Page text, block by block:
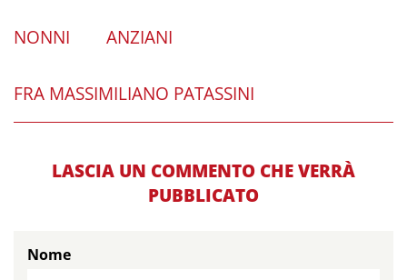
NONNI ANZIANI
FRA MASSIMILIANO PATASSINI
LASCIA UN COMMENTO CHE VERRÀ
PUBBLICATO
Nome